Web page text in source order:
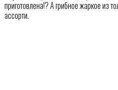
приготовлена!? А грибное жаркое из
ассорти.